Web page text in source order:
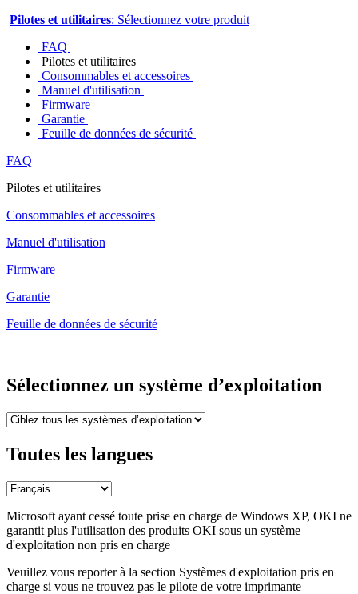
Pilotes et utilitaires: Sélectionnez votre produit
FAQ
Pilotes et utilitaires
Consommables et accessoires
Manuel d'utilisation
Firmware
Garantie
Feuille de données de sécurité
FAQ
Pilotes et utilitaires
Consommables et accessoires
Manuel d'utilisation
Firmware
Garantie
Feuille de données de sécurité
Sélectionnez un système d’exploitation
Toutes les langues
Microsoft ayant cessé toute prise en charge de Windows XP, OKI ne
garantit plus l'utilisation des produits OKI sous un système
d'exploitation non pris en charge
Veuillez vous reporter à la section Systèmes d'exploitation pris en
charge si vous ne trouvez pas le pilote de votre imprimante